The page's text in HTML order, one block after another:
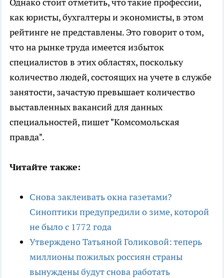
как юристы, бухгалтеры и экономисты, в этом
рейтинге не представлены. Это говорит о том,
что на рынке труда имеется избыток
специалистов в этих областях, поскольку
количество людей, состоящих на учете в службе
занятости, зачастую превышает количество
выставленных вакансий для данных
специальностей, пишет "Комсомольская
правда".
Читайте также:
Снова заклеивать окна газетами?
Синоптики предупредили о зиме, которой
не было с 1772 года
Утверждено Татьяной Голиковой: теперь
миллионы пожилых россиян страны
вынуждены будут снова работать